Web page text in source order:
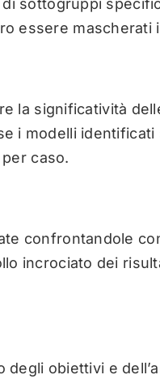
sottogruppi
essere mascherati
la significatività
i modelli
caso.
confrontandole
incrociato dei
obiettivi e